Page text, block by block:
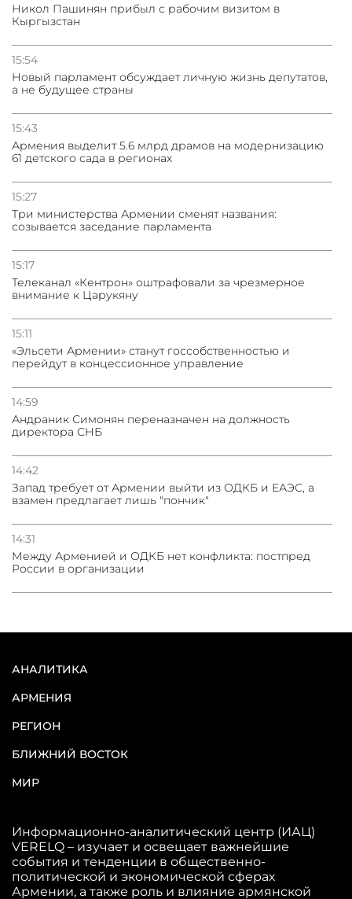
Никол Пашинян прибыл с рабочим визитом в
Кыргызстан
15:54
Новый парламент обсуждает личную жизнь депутатов,
а не будущее страны
15:43
Армения выделит 5.6 млрд драмов на модернизацию
61 детского сада в регионах
15:27
Три министерства Армении сменят названия:
созывается заседание парламента
15:17
Телеканал «Кентрон» оштрафовали за чрезмерное
внимание к Царукяну
15:11
«Эльсети Армении» станут госсобственностью и
перейдут в концессионное управление
14:59
Андраник Симонян переназначен на должность
директора СНБ
14:42
Запад требует от Армении выйти из ОДКБ и ЕАЭС, а
взамен предлагает лишь "пончик"
14:31
Между Арменией и ОДКБ нет конфликта: постпред
России в организации
АНАЛИТИКА
АРМЕНИЯ
РЕГИОН
БЛИЖНИЙ ВОСТОК
МИР
Информационно-аналитический центр (ИАЦ)
VERELQ – изучает и освещает важнейшие
события и тенденции в общественно-
политической и экономической сферах
Армении, а также роль и влияние армянской